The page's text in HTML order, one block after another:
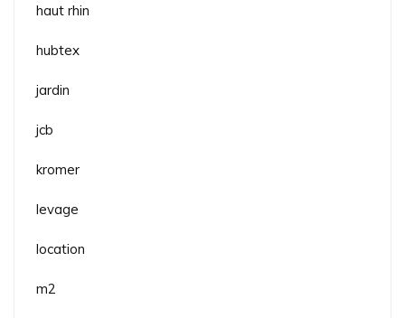
haut rhin
hubtex
jardin
jcb
kromer
levage
location
m2